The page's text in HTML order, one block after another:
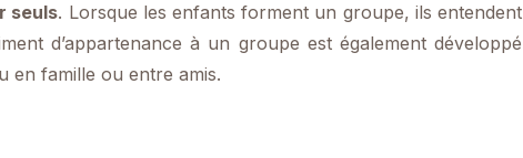
seuls. Lorsque les enfants forment un groupe, ils entendent
d’appartenance à un groupe est également développé
en famille ou entre amis.